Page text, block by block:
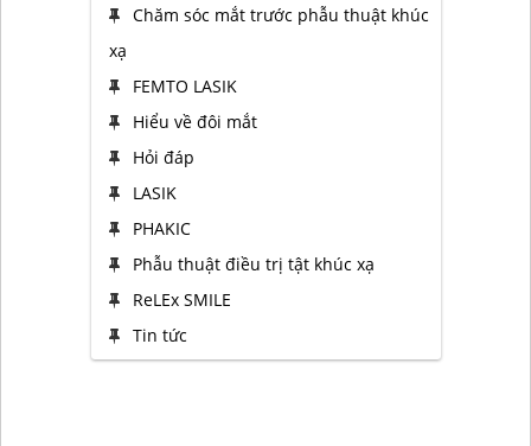
Chăm sóc mắt trước phẫu thuật khúc
xạ
FEMTO LASIK
Hiểu về đôi mắt
Hỏi đáp
LASIK
PHAKIC
Phẫu thuật điều trị tật khúc xạ
ReLEx SMILE
Tin tức